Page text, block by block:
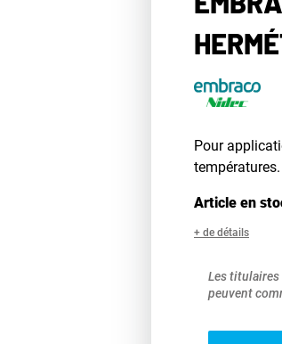
Pour
températures.
Article en
+ de détails
Les titulaires
peuvent